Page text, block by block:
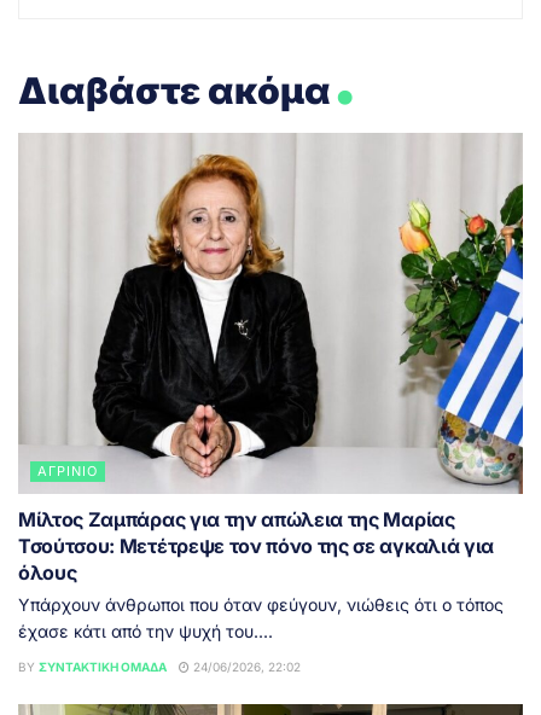
Διαβάστε ακόμα.
ΑΓΡΊΝΙΟ
Μίλτος Ζαμπάρας για την απώλεια της Μαρίας
Τσούτσου: Μετέτρεψε τον πόνο της σε αγκαλιά για
όλους
Υπάρχουν άνθρωποι που όταν φεύγουν, νιώθεις ότι ο τόπος
έχασε κάτι από την ψυχή του....
BY ΣΥΝΤΑΚΤΙΚΉ ΟΜΆΔΑ 24/06/2026, 22:02